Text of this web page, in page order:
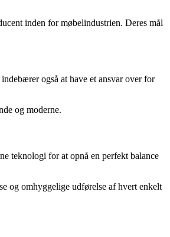
inden for møbelindustrien. Deres mål
også at have et ansvar over for
og moderne.
teknologi for at opnå en perfekt balance
og omhyggelige udførelse af hvert enkelt